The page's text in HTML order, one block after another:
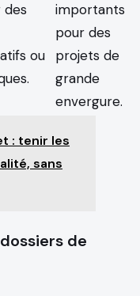
des
ou
importants
pour des
projets de
grande
envergure.
: tenir les
sans
de